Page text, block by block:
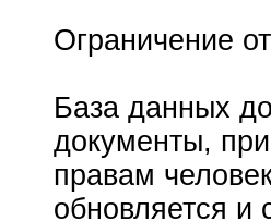
Ограничение
База данных
документы,
правам
обновляется и